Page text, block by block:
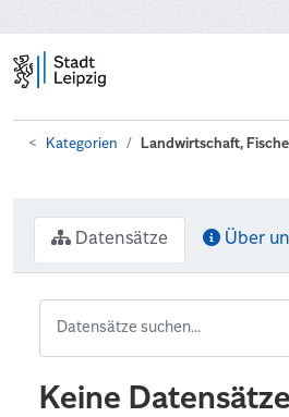
Kategorien Landwirtschaft,
Datensätze Über
Keine